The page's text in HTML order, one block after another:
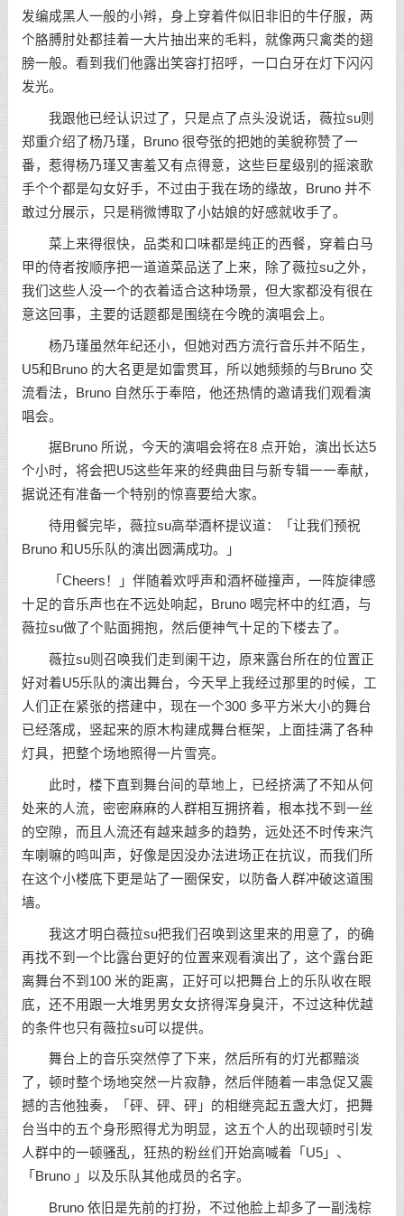
发编成黑人一般的小辫，身上穿着件似旧非旧的牛仔服，两
个胳膊肘处都挂着一大片抽出来的毛料，就像两只禽类的翅
膀一般。看到我们他露出笑容打招呼，一口白牙在灯下闪闪
发光。
我跟他已经认识过了，只是点了点头没说话，薇拉su则
郑重介绍了杨乃瑾，Bruno 很夸张的把她的美貌称赞了一
番，惹得杨乃瑾又害羞又有点得意，这些巨星级别的摇滚歌
手个个都是勾女好手，不过由于我在场的缘故，Bruno 并不
敢过分展示，只是稍微博取了小姑娘的好感就收手了。
菜上来得很快，品类和口味都是纯正的西餐，穿着白马
甲的侍者按顺序把一道道菜品送了上来，除了薇拉su之外，
我们这些人没一个的衣着适合这种场景，但大家都没有很在
意这回事，主要的话题都是围绕在今晚的演唱会上。
杨乃瑾虽然年纪还小，但她对西方流行音乐并不陌生，
U5和Bruno 的大名更是如雷贯耳，所以她频频的与Bruno 交
流看法，Bruno 自然乐于奉陪，他还热情的邀请我们观看演
唱会。
据Bruno 所说，今天的演唱会将在8 点开始，演出长达5
个小时，将会把U5这些年来的经典曲目与新专辑一一奉献，
据说还有准备一个特别的惊喜要给大家。
待用餐完毕，薇拉su高举酒杯提议道：「让我们预祝
Bruno 和U5乐队的演出圆满成功。」
「Cheers！」伴随着欢呼声和酒杯碰撞声，一阵旋律感
十足的音乐声也在不远处响起，Bruno 喝完杯中的红酒，与
薇拉su做了个贴面拥抱，然后便神气十足的下楼去了。
薇拉su则召唤我们走到阑干边，原来露台所在的位置正
好对着U5乐队的演出舞台，今天早上我经过那里的时候，工
人们正在紧张的搭建中，现在一个300 多平方米大小的舞台
已经落成，竖起来的原木构建成舞台框架，上面挂满了各种
灯具，把整个场地照得一片雪亮。
此时，楼下直到舞台间的草地上，已经挤满了不知从何
处来的人流，密密麻麻的人群相互拥挤着，根本找不到一丝
的空隙，而且人流还有越来越多的趋势，远处还不时传来汽
车喇嘛的鸣叫声，好像是因没办法进场正在抗议，而我们所
在这个小楼底下更是站了一圈保安，以防备人群冲破这道围
墙。
我这才明白薇拉su把我们召唤到这里来的用意了，的确
再找不到一个比露台更好的位置来观看演出了，这个露台距
离舞台不到100 米的距离，正好可以把舞台上的乐队收在眼
底，还不用跟一大堆男男女女挤得浑身臭汗，不过这种优越
的条件也只有薇拉su可以提供。
舞台上的音乐突然停了下来，然后所有的灯光都黯淡
了，顿时整个场地突然一片寂静，然后伴随着一串急促又震
撼的吉他独奏，「砰、砰、砰」的相继亮起五盏大灯，把舞
台当中的五个身形照得尤为明显，这五个人的出现顿时引发
人群中的一顿骚乱，狂热的粉丝们开始高喊着「U5」、
「Bruno 」以及乐队其他成员的名字。
Bruno 依旧是先前的打扮，不过他脸上却多了一副浅棕